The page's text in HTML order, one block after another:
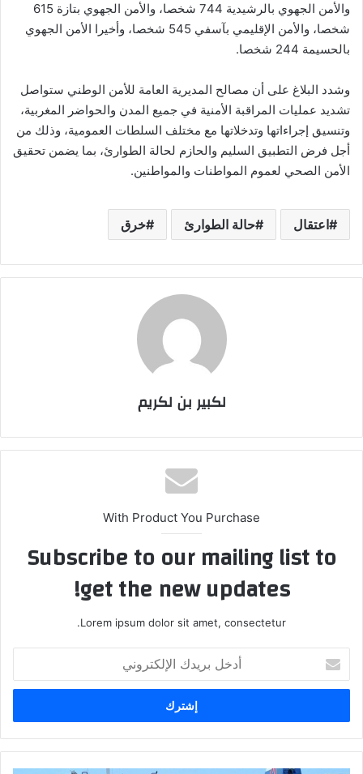
والأمن الجهوي بالرشيدية 744 شخصا، والأمن الجهوي بتازة 615
شخصا، والأمن الإقليمي بآسفي 545 شخصا، وأخيرا الأمن الجهوي
بالحسيمة 244 شخصا.
وشدد البلاغ على أن مصالح المديرية العامة للأمن الوطني ستواصل
تشديد عمليات المراقبة الأمنية في جميع المدن والحواضر المغربية،
وتنسيق إجراءاتها وتدخلاتها مع مختلف السلطات العمومية، وذلك من
أجل فرض التطبيق السليم والحازم لحالة الطوارئ، بما يضمن تحقيق
الأمن الصحي لعموم المواطنات والمواطنين.
اعتقال حالة الطوارئ خرق
لكبير بن لكريم
With Product You Purchase
Subscribe to our mailing list to
get the new updates!
Lorem ipsum dolor sit amet, consectetur.
خ
ب
ر